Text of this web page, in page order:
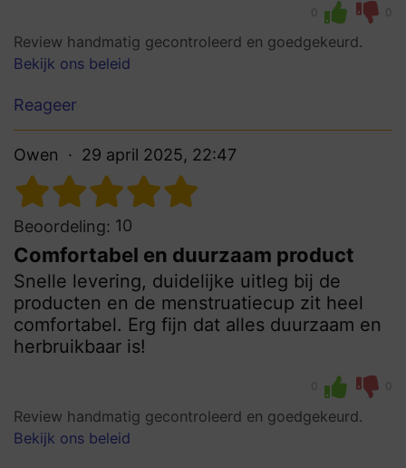
0 0
Review handmatig gecontroleerd en goedgekeurd.
Bekijk ons beleid
Reageer
Owen 29 april 2025, 22:47
Beoordeling: 10
Comfortabel en duurzaam product
Snelle levering, duidelijke uitleg bij de
producten en de menstruatiecup zit heel
comfortabel. Erg fijn dat alles duurzaam en
herbruikbaar is!
0 0
Review handmatig gecontroleerd en goedgekeurd.
Bekijk ons beleid